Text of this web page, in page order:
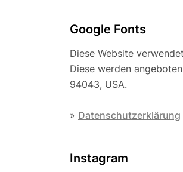
Google Fonts
Diese Website
Diese werden
94043, USA.
» Datenschutzerklärung
Instagram